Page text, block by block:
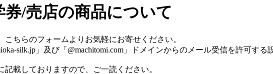
/売店の商品について
ちらのフォームよりお気軽にお寄せください。
silk.jp」及び「@machitomi.com」ドメインからのメール受信を許可する
記載しておりますので、ご一読ください。